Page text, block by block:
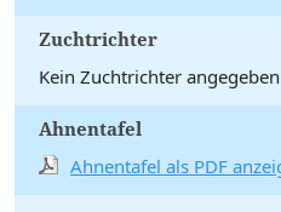
Zuchtrichter
Kein Zuchtrichter angegeben
Ahnentafel
Ahnentafel als PDF